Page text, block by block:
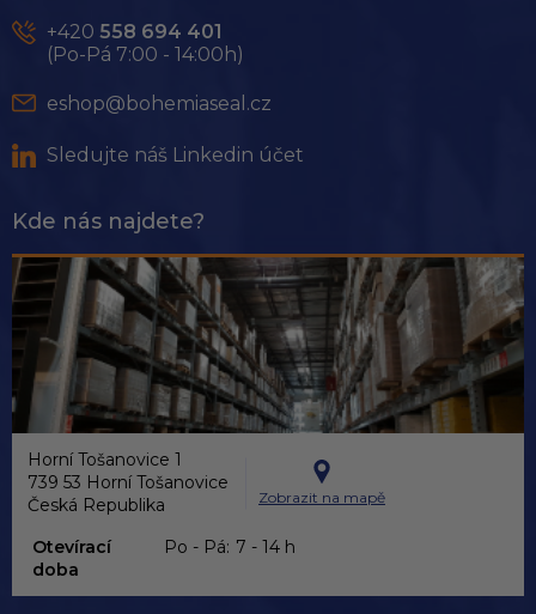
+420 558 694 401
(Po-Pá 7:00 - 14:00h)
eshop@bohemiaseal.cz
Sledujte náš Linkedin účet
Kde nás najdete?
Horní Tošanovice 1
739 53 Horní Tošanovice
Česká Republika
Zobrazit na mapě
Otevírací
doba
Po - Pá: 7 - 14 h